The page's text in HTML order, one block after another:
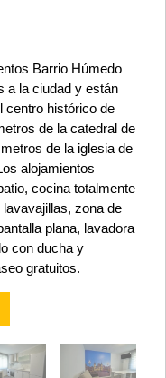
Barrio Húmedo
a la ciudad y están
centro histórico de
de la catedral de
de la iglesia de
alojamientos
cocina totalmente
zona de
plana, lavadora
con ducha y
gratuitos.